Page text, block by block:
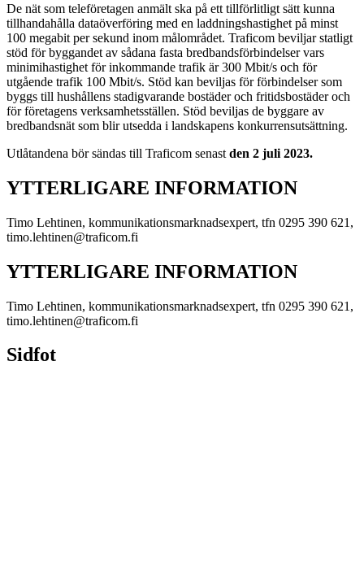
De nät som teleföretagen anmält ska på ett tillförlitligt sätt kunna
tillhandahålla dataöverföring med en laddningshastighet på minst
100 megabit per sekund inom målområdet. Traficom beviljar statligt
stöd för byggandet av sådana fasta bredbandsförbindelser vars
minimihastighet för inkommande trafik är 300 Mbit/s och för
utgående trafik 100 Mbit/s. Stöd kan beviljas för förbindelser som
byggs till hushållens stadigvarande bostäder och fritidsbostäder och
för företagens verksamhetsställen. Stöd beviljas de byggare av
bredbandsnät som blir utsedda i landskapens konkurrensutsättning.
Utlåtandena bör sändas till Traficom senast den 2 juli 2023.
YTTERLIGARE INFORMATION
Timo Lehtinen, kommunikationsmarknadsexpert, tfn 0295 390 621,
timo.lehtinen@traficom.fi
YTTERLIGARE INFORMATION
Timo Lehtinen, kommunikationsmarknadsexpert, tfn 0295 390 621,
timo.lehtinen@traficom.fi
Sidfot